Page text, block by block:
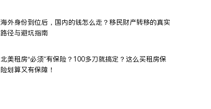
海外身份到位后，国内的钱怎么走？移民财产转移的真实
路径与避坑指南
北美租房“必须”有保险？100多刀就搞定？这么买租房保
险划算又有保障！